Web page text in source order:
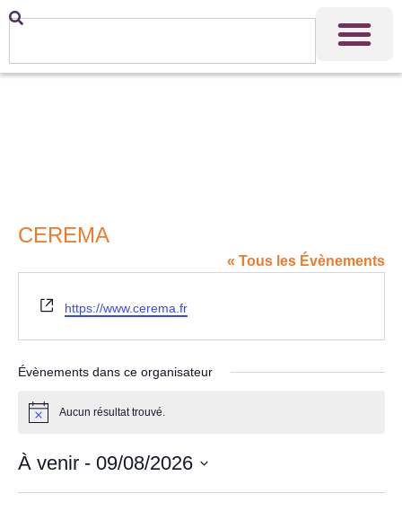
CEREMA
« Tous les Évènements
Site
https://www.cerema.fr
Évènements dans ce organisateur
Notice Aucun résultat trouvé.
À venir - 09/08/2026
une